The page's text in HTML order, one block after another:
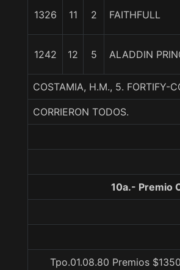
1326 11 2 FAITHFULL
1242 12 5 ALADDIN
COSTAMIA, H.M., 5. FORTIFY-
CORRIERON TODOS.
10a.- Premio
Tpo.01.08.80 Premios